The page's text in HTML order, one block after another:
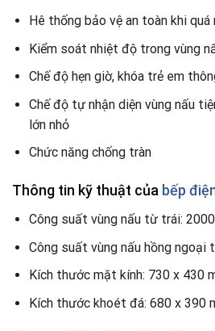
Hê thống bảo vệ an toàn khi quá
Kiểm soát nhiệt độ trong vùng
Chế độ hẹn giờ, khóa trẻ em
Chế độ tự nhận diện vùng nấu
lớn nhỏ
Chức năng chống tràn
Thông tin kỹ thuật của bếp
Công suất vùng nấu từ trái:
Công suất vùng nấu hồng ngoại
Kích thước mặt kính: 730 x 430
Kích thước khoét đá: 680 x 390